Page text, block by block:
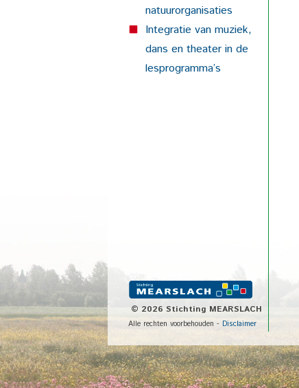
natuurorganisaties
Integratie van muziek,
dans en theater in de
lesprogramma’s
© 2026 Stichting MEARSLACH
Alle rechten voorbehouden - Disclaimer